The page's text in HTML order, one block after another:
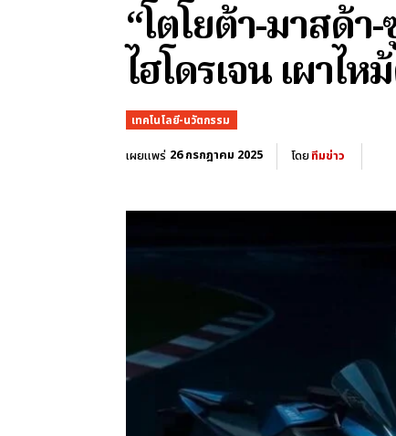
“โตโยต้า-มาสด้
ไฮโดรเจน เผาไ
เทคโนโลยี-นวัตกรรม
เผยแพร่ 26 กรกฎาคม 2025 โดยทีมข่าว